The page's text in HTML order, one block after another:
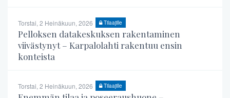
Torstai, 2 Heinäkuun, 2026 Tilaajille
Pelloksen datakeskuksen rakentaminen
viivästynyt – Karpalolahti rakentuu ensin
konteista
Torstai, 2 Heinäkuun, 2026 Tilaajille